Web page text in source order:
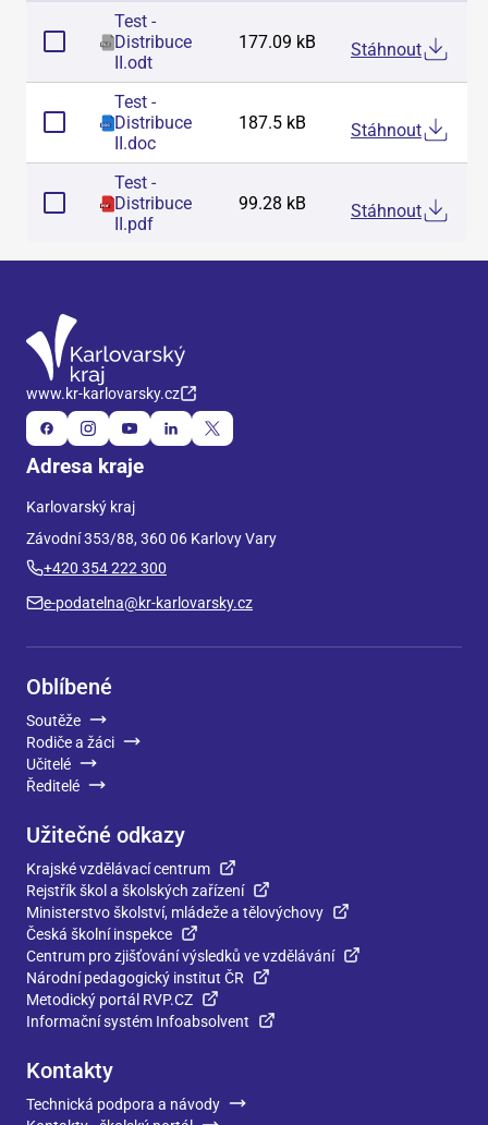
Test -
Distribuce
II.odt
177.09 kB Stáhnout
Test -
Distribuce
II.doc
187.5 kB Stáhnout
Test -
Distribuce
II.pdf
99.28 kB Stáhnout
www.kr-karlovarsky.cz
Adresa kraje
Karlovarský kraj
Závodní 353/88, 360 06 Karlovy Vary
+420 354 222 300
e-podatelna@kr-karlovarsky.cz
Oblíbené
Soutěže
Rodiče a žáci
Učitelé
Ředitelé
Užitečné odkazy
Krajské vzdělávací centrum
Rejstřík škol a školských zařízení
Ministerstvo školství, mládeže a tělovýchovy
Česká školní inspekce
Centrum pro zjišťování výsledků ve vzdělávání
Národní pedagogický institut ČR
Metodický portál RVP.CZ
Informační systém Infoabsolvent
Kontakty
Technická podpora a návody